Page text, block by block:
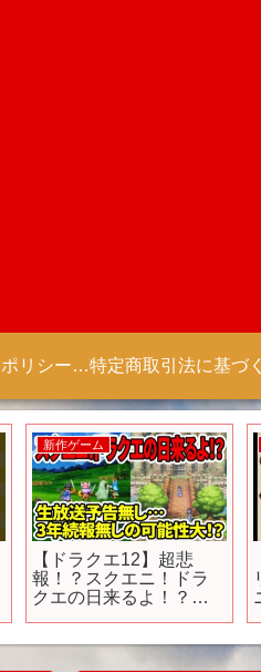
プライバシーポリシー 【Colorful Creation】
新作ゲーム
【ドラクエ12】超悲
報！？スクエニ！ドラ
クエの日来るよ！？予